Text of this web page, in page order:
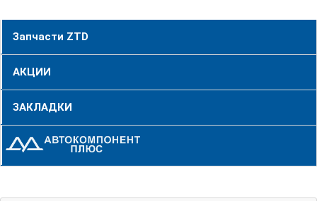
Запчасти ZTD
АКЦИИ
ЗАКЛАДКИ